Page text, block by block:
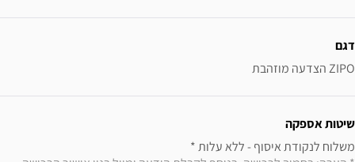
דגם
ZIPO הצדעה מוזהבת
שיטות אספקה
משלוח לנקודת איסוף - ללא עלות *